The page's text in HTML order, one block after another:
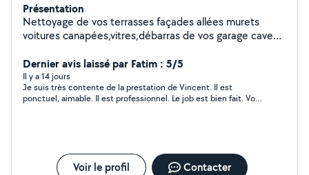
Présentation
Nettoyage de vos terrasses façades allées murets
voitures canapées,vitres,débarras de vos garage cave
Dernier avis laissé par Fatim : 5/5
Il y a 14 jours
Je suis très contente de la prestation de Vincent. Il est
ponctuel, aimable. Il est professionnel. Le job est bien fait. Vous
Voir le profil Contacter